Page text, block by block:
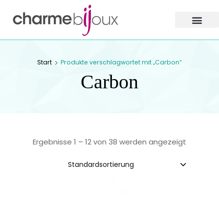
Bijoux
ZOFINGEN
Start Produkte verschlagwortet mit „Carbon“
Carbon
Ergebnisse 1 – 12 von 38 werden angezeigt
Standardsortierung